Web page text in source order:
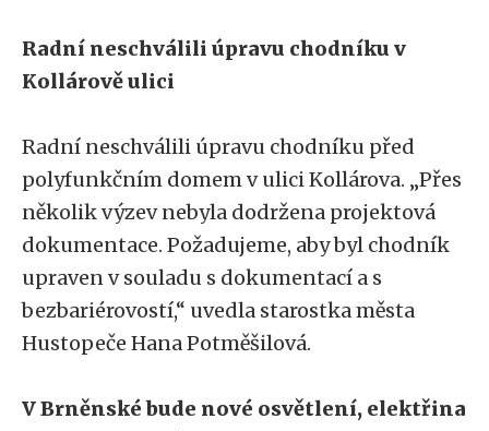
Radní neschválili úpravu chodníku v
Kollárově ulici
Radní neschválili úpravu chodníku před
polyfunkčním domem v ulici Kollárova. „Přes
několik výzev nebyla dodržena projektová
dokumentace. Požadujeme, aby byl chodník
upraven v souladu s dokumentací a s
bezbariérovostí,“ uvedla starostka města
Hustopeče Hana Potměšilová.
V Brněnské bude nové osvětlení, elektřina